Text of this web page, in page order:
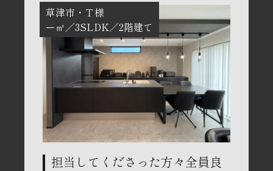
草津市
Ｔ様
ー㎡
3SLDK 2階建て
担当してくださった方々全員良